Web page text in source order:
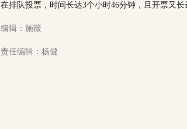
在排队投票，时间长达3个小时46分钟，且开票又长
编辑：施薇
责任编辑：杨健